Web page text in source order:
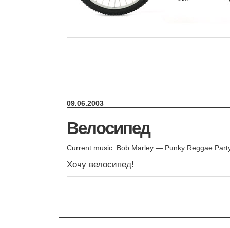
09.06.2003
Велосипед
Current music: Bob Marley — Punky Reggae
Хочу велосипед!